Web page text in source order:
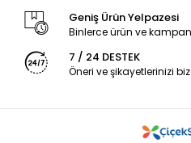
Geniş Ürün Yelpazesi
Binlerce ürün ve
7 / 24 DESTEK
Öneri ve şikayetlerinizi